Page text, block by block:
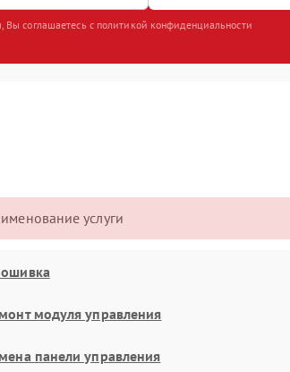
Вы соглашаетесь с политикой конфиденциальности
услуги
модуля управления
панели управления